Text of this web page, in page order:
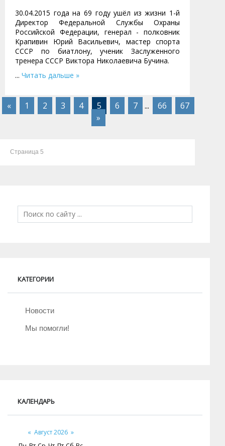
30.04.2015 года на 69 году ушёл из жизни 1-й
Директор Федеральной Службы Охраны
Российской Федерации, генерал - полковник
Крапивин Юрий Васильевич, мастер спорта
СССР по биатлону, ученик Заслуженного
тренера СССР Виктора Николаевича Бучина.
... Читать дальше »
« 1 2 3 4 5 6 7 ... 66
67
»
Страница 5
КАТЕГОРИИ
Новости
Мы помогли!
КАЛЕНДАРЬ
« Август 2026 »